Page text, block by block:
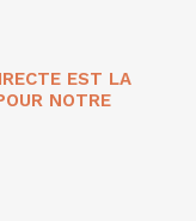
EST LA
NOTRE